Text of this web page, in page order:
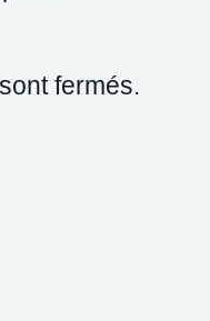
fermés.